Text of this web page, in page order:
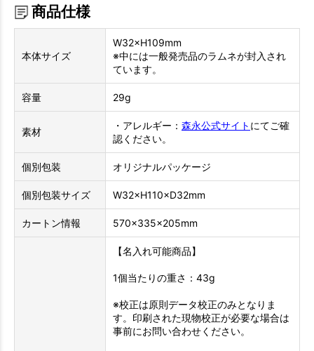
商品仕様
本体サイズ
W32×H109mm
※中には一般発売品のラムネが封入され
ています。
容量 29g
素材
・アレルギー： 森永公式サイト にてご確
認ください。
個別包装 オリジナルパッケージ
個別包装サイズ W32×H110×D32mm
カートン情報 570×335×205mm
【名入れ可能商品】
1個当たりの重さ：43g
※校正は原則データ校正のみとなりま
す。印刷された現物校正が必要な場合は
事前にお問い合わせください。